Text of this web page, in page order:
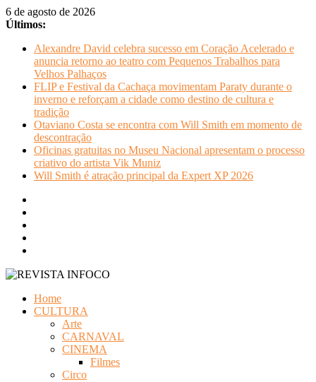
Pular
para
conteúdo
6 de agosto de 2026
Últimos:
Alexandre David celebra sucesso em Coração Acelerado e
anuncia retorno ao teatro com Pequenos Trabalhos para
Velhos Palhaços
FLIP e Festival da Cachaça movimentam Paraty durante o
inverno e reforçam a cidade como destino de cultura e
tradição
Otaviano Costa se encontra com Will Smith em momento de
descontração
Oficinas gratuitas no Museu Nacional apresentam o processo
criativo do artista Vik Muniz
Will Smith é atração principal da Expert XP 2026
INFOCO
Home
CULTURA
Arte
CARNAVAL
CINEMA
Filmes
Circo